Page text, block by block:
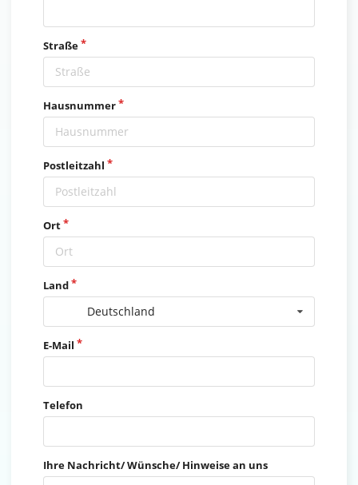
Straße
Hausnummer
Postleitzahl
Ort
Land
Deutschland
E-Mail
Telefon
Ihre Nachricht/ Wünsche/ Hinweise an uns